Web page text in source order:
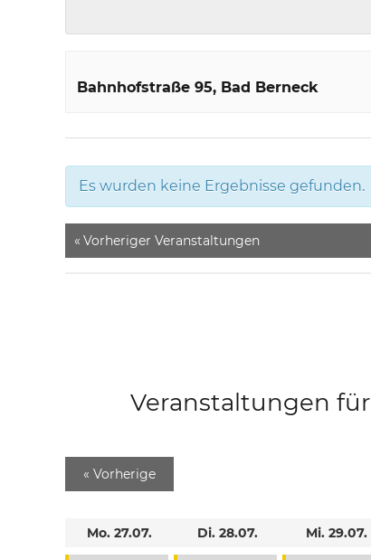
Bahnhofstraße 95 Bad Berneck
Es wurden keine Ergebnisse gefunden.
« Vorheriger Veranstaltungen
Veranstaltungen
« Vorherige
Mo. 27.07. Di. 28.07. Mi. 29.07.